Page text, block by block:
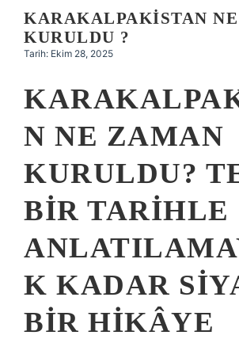
Hakkımızda
KARAKALPAKISTAN
KURULDU ?
Tarih: Ekim 28, 2025
N NE ZAMAN
KURULDU?
BIR TARIHLE
K KADAR
BIR HIKÂYE